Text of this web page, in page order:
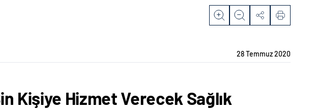
28 Temmuz 2020
Kişiye Hizmet Verecek Sağlık